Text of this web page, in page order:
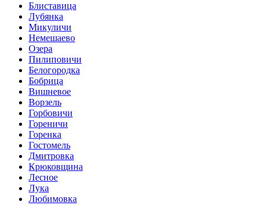
Блиставица
Лубянка
Микуличи
Немешаево
Озера
Пилиповичи
Белогородка
Бобрица
Вишневое
Ворзель
Горбовичи
Гореничи
Горенка
Гостомель
Дмитровка
Крюковщина
Лесное
Лука
Любимовка